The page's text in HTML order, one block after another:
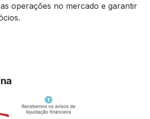
operações no mercado e garantir